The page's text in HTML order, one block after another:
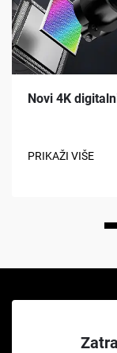
Novi 4K
PRIKAŽI VIŠE